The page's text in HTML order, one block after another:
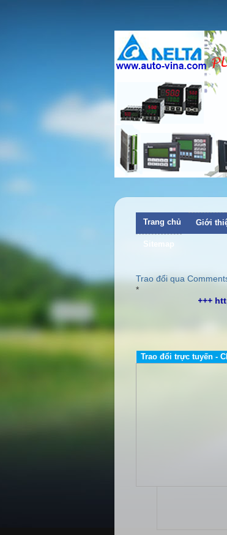
Trang chủ Giới
Sitemap
Trao đổi qua
*
+++ http://www.auto-vina.com/ +++
Trao đổi trực tuyến -